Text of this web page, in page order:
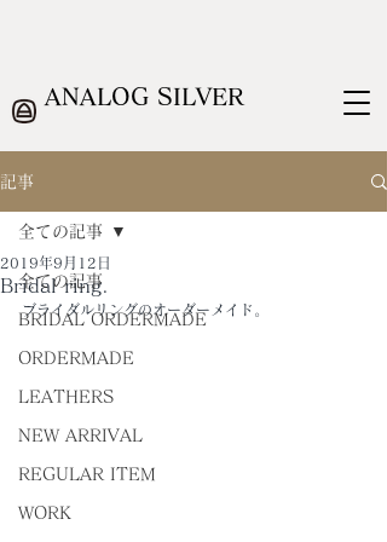
ANALOG SILVER
記事
全ての記事
BRIDAL ORDERMADE
ORDERMADE
LEATHERS
NEW ARRIVAL
REGULAR ITEM
WORK
全ての記事
Bridal ring.
2019年9月12日
ブライダルリングのオーダーメイド。